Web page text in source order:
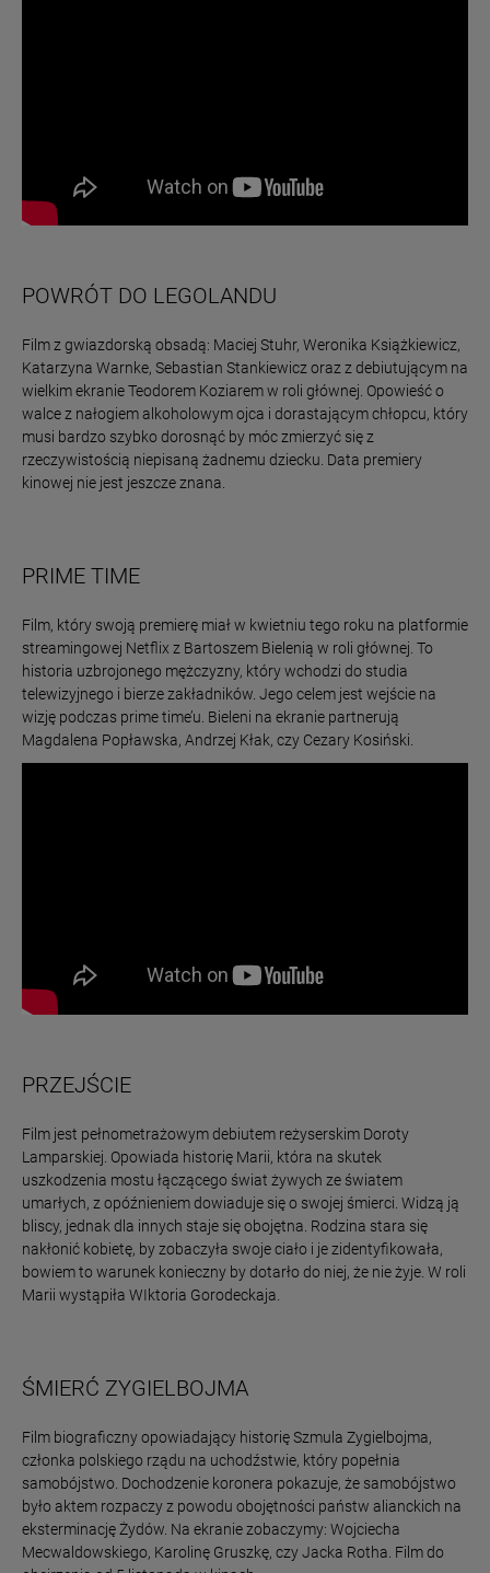
POWRÓT DO LEGOLANDU
Film z gwiazdorską obsadą: Maciej Stuhr, Weronika Książkiewicz,
Katarzyna Warnke, Sebastian Stankiewicz oraz z debiutującym na
wielkim ekranie Teodorem Koziarem w roli głównej. Opowieść o
walce z nałogiem alkoholowym ojca i dorastającym chłopcu, który
musi bardzo szybko dorosnąć by móc zmierzyć się z
rzeczywistością niepisaną żadnemu dziecku. Data premiery
kinowej nie jest jeszcze znana.
PRIME TIME
Film, który swoją premierę miał w kwietniu tego roku na platformie
streamingowej Netflix z Bartoszem Bielenią w roli głównej. To
historia uzbrojonego mężczyzny, który wchodzi do studia
telewizyjnego i bierze zakładników. Jego celem jest wejście na
wizję podczas prime time’u. Bieleni na ekranie partnerują
Magdalena Popławska, Andrzej Kłak, czy Cezary Kosiński.
PRZEJŚCIE
Film jest pełnometrażowym debiutem reżyserskim Doroty
Lamparskiej. Opowiada historię Marii, która na skutek
uszkodzenia mostu łączącego świat żywych ze światem
umarłych, z opóźnieniem dowiaduje się o swojej śmierci. Widzą ją
bliscy, jednak dla innych staje się obojętna. Rodzina stara się
nakłonić kobietę, by zobaczyła swoje ciało i je zidentyfikowała,
bowiem to warunek konieczny by dotarło do niej, że nie żyje. W roli
Marii wystąpiła WIktoria Gorodeckaja.
ŚMIERĆ ZYGIELBOJMA
Film biograficzny opowiadający historię Szmula Zygielbojma,
członka polskiego rządu na uchodźstwie, który popełnia
samobójstwo. Dochodzenie koronera pokazuje, że samobójstwo
było aktem rozpaczy z powodu obojętności państw alianckich na
eksterminację Żydów. Na ekranie zobaczymy: Wojciecha
Mecwaldowskiego, Karolinę Gruszkę, czy Jacka Rotha. Film do